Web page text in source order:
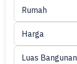
Rumah
Harga
Luas Bangunan